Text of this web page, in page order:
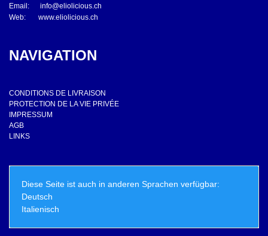
Email: info@eliolicious.ch
Web: www.eliolicious.ch
NAVIGATION
CONDITIONS DE LIVRAISON
PROTECTION DE LA VIE PRIVÉE
IMPRESSUM
AGB
LINKS
Diese Seite ist auch in anderen Sprachen verfügbar:
Deutsch
Italienisch